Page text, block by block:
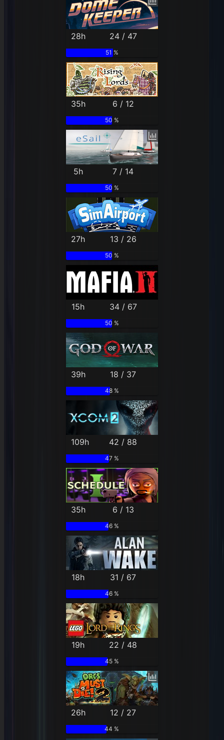
28h 24 / 47
51 %
35h 6 / 12
50 %
5h 7 / 14
50 %
27h 13 / 26
50 %
15h 34 / 67
50 %
39h 18 / 37
48 %
109h 42 / 88
47 %
35h 6 / 13
46 %
18h 31 / 67
46 %
19h 22 / 48
45 %
26h 12 / 27
44 %